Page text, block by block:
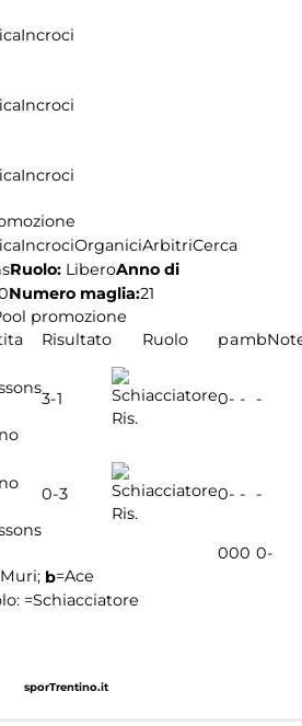
Incroci
Incroci
Incroci
IncrociOrganiciArbitriCerca
Ruolo: LiberoAnno di
Numero maglia:21
promozione
Risultato Ruolo pamb
3-1
Ris.
0- - -
0-3
Ris.
0- - -
000 0-
b=Ace
=Schiacciatore